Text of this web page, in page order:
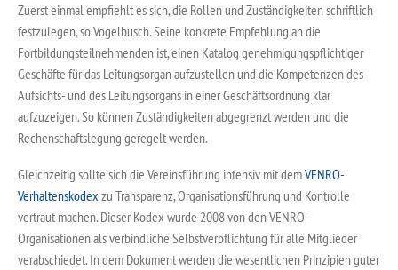
Zuerst einmal empfiehlt es sich, die Rollen und Zuständigkeiten schriftlich
festzulegen, so Vogelbusch. Seine konkrete Empfehlung an die
Fortbildungsteilnehmenden ist, einen Katalog genehmigungspflichtiger
Geschäfte für das Leitungsorgan aufzustellen und die Kompetenzen des
Aufsichts- und des Leitungsorgans in einer Geschäftsordnung klar
aufzuzeigen. So können Zuständigkeiten abgegrenzt werden und die
Rechenschaftslegung geregelt werden.
Gleichzeitig sollte sich die Vereinsführung intensiv mit demVENRO-
Verhaltenskodex zu Transparenz, Organisationsführung und Kontrolle
vertraut machen. Dieser Kodex wurde 2008 von den VENRO-
Organisationen als verbindliche Selbstverpflichtung für alle Mitglieder
verabschiedet. In dem Dokument werden die wesentlichen Prinzipien guter